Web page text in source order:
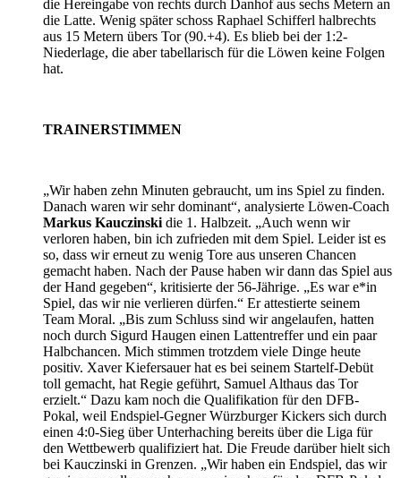
die Hereingabe von rechts durch Danhof aus sechs Metern an
die Latte. Wenig später schoss Raphael Schifferl halbrechts
aus 15 Metern übers Tor (90.+4). Es blieb bei der 1:2-
Niederlage, die aber tabellarisch für die Löwen keine Folgen
hat.
TRAINERSTIMMEN
„Wir haben zehn Minuten gebraucht, um ins Spiel zu finden.
Danach waren wir sehr dominant“, analysierte Löwen-Coach
Markus Kauczinski die 1. Halbzeit. „Auch wenn wir
verloren haben, bin ich zufrieden mit dem Spiel. Leider ist es
so, dass wir erneut zu wenig Tore aus unseren Chancen
gemacht haben. Nach der Pause haben wir dann das Spiel aus
der Hand gegeben“, kritisierte der 56-Jährige. „Es war e*in
Spiel, das wir nie verlieren dürfen.“ Er attestierte seinem
Team Moral. „Bis zum Schluss sind wir angelaufen, hatten
noch durch Sigurd Haugen einen Lattentreffer und ein paar
Halbchancen. Mich stimmen trotzdem viele Dinge heute
positiv. Xaver Kiefersauer hat es bei seinem Startelf-Debüt
toll gemacht, hat Regie geführt, Samuel Althaus das Tor
erzielt.“ Dazu kam noch die Qualifikation für den DFB-
Pokal, weil Endspiel-Gegner Würzburger Kickers sich durch
einen 4:0-Sieg über Unterhaching bereits über die Liga für
den Wettbewerb qualifiziert hat. Die Freude darüber hielt sich
bei Kauczinski in Grenzen. „Wir haben ein Endspiel, das wir